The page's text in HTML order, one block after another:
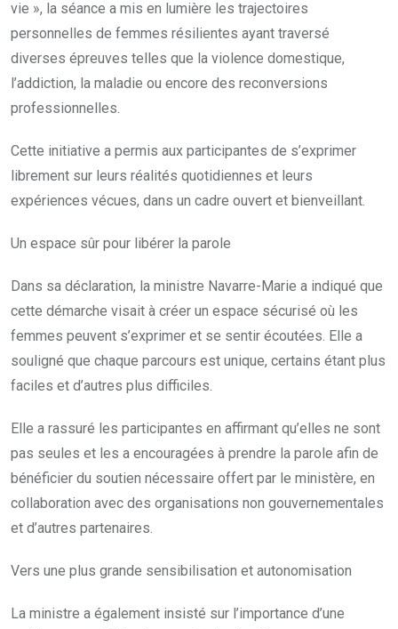
vie », la séance a mis en lumière les trajectoires
personnelles de femmes résilientes ayant traversé
diverses épreuves telles que la violence domestique,
l’addiction, la maladie ou encore des reconversions
professionnelles.
Cette initiative a permis aux participantes de s’exprimer
librement sur leurs réalités quotidiennes et leurs
expériences vécues, dans un cadre ouvert et bienveillant.
Un espace sûr pour libérer la parole
Dans sa déclaration, la ministre Navarre-Marie a indiqué que
cette démarche visait à créer un espace sécurisé où les
femmes peuvent s’exprimer et se sentir écoutées. Elle a
souligné que chaque parcours est unique, certains étant plus
faciles et d’autres plus difficiles.
Elle a rassuré les participantes en affirmant qu’elles ne sont
pas seules et les a encouragées à prendre la parole afin de
bénéficier du soutien nécessaire offert par le ministère, en
collaboration avec des organisations non gouvernementales
et d’autres partenaires.
Vers une plus grande sensibilisation et autonomisation
La ministre a également insisté sur l’importance d’une